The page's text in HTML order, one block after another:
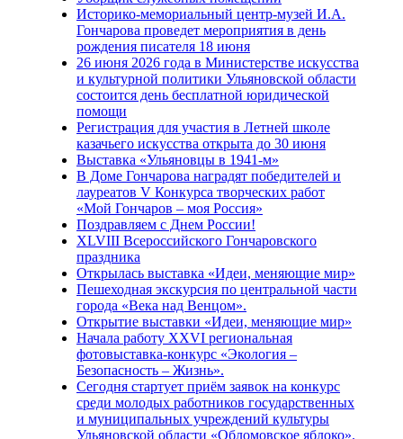
Историко-мемориальный центр-музей И.А.
Гончарова проведет мероприятия в день
рождения писателя 18 июня
26 июня 2026 года в Министерстве искусства
и культурной политики Ульяновской области
состоится день бесплатной юридической
помощи
Регистрация для участия в Летней школе
казачьего искусства открыта до 30 июня
Выставка «Ульяновцы в 1941-м»
В Доме Гончарова наградят победителей и
лауреатов V Конкурса творческих работ
«Мой Гончаров – моя Россия»
Поздравляем с Днем России!
XLVIII Всероссийского Гончаровского
праздника
Открылась выставка «Идеи, меняющие мир»
Пешеходная экскурсия по центральной части
города «Века над Венцом».
Открытие выставки «Идеи, меняющие мир»
Начала работу XXVI региональная
фотовыставка-конкурс «Экология –
Безопасность – Жизнь».
Сегодня стартует приём заявок на конкурс
среди молодых работников государственных
и муниципальных учреждений культуры
Ульяновской области «Обломовское яблоко».